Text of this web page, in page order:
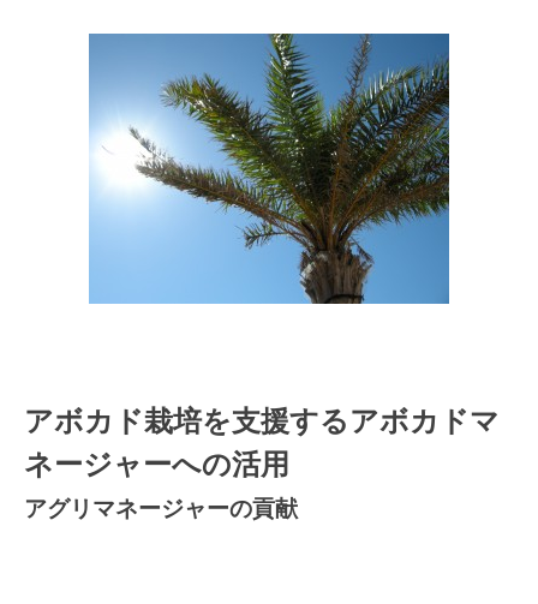
アボカド栽培を支援するアボカドマ
ネージャーへの活用
アグリマネージャーの貢献